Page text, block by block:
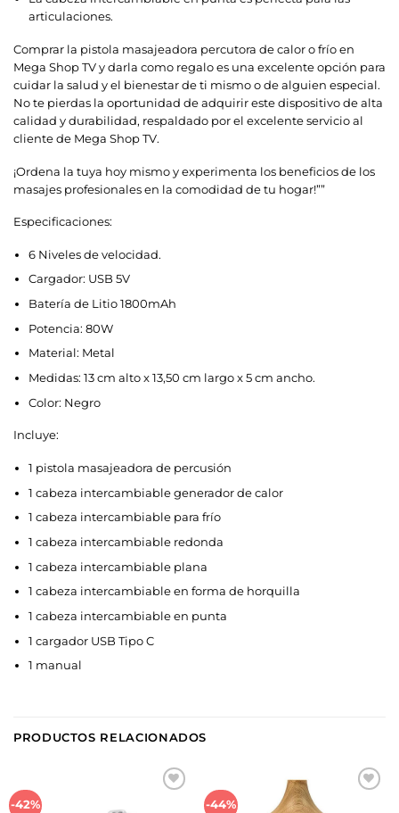
articulaciones.
Comprar la pistola masajeadora percutora de calor o frío en
Mega Shop TV y darla como regalo es una excelente opción para
cuidar la salud y el bienestar de ti mismo o de alguien especial.
No te pierdas la oportunidad de adquirir este dispositivo de alta
calidad y durabilidad, respaldado por el excelente servicio al
cliente de Mega Shop TV.
¡Ordena la tuya hoy mismo y experimenta los beneficios de los
masajes profesionales en la comodidad de tu hogar!””
Especificaciones:
6 Niveles de velocidad.
Cargador: USB 5V
Batería de Litio 1800mAh
Potencia: 80W
Material: Metal
Medidas: 13 cm alto x 13,50 cm largo x 5 cm ancho.
Color: Negro
Incluye:
1 pistola masajeadora de percusión
1 cabeza intercambiable generador de calor
1 cabeza intercambiable para frío
1 cabeza intercambiable redonda
1 cabeza intercambiable plana
1 cabeza intercambiable en forma de horquilla
1 cabeza intercambiable en punta
1 cargador USB Tipo C
1 manual
PRODUCTOS RELACIONADOS
-42% -44%